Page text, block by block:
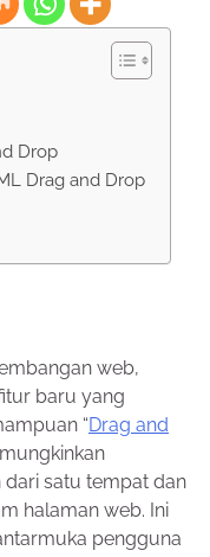
Drop
Drag and Drop
web,
baru yang
“Drag and
satu tempat dan
halaman web. Ini
pengguna